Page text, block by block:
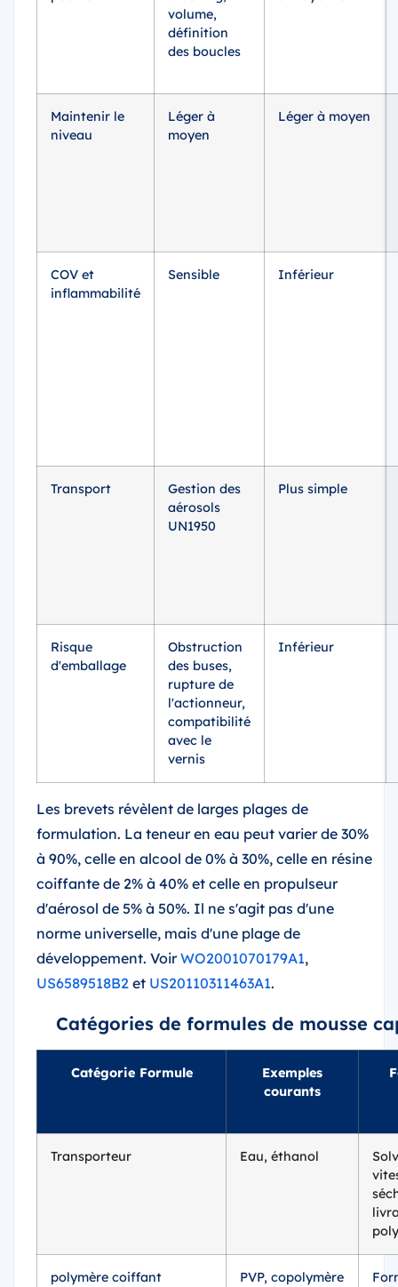
volume,
définition
des boucles
Maintenir le
niveau
Léger à
moyen
Léger à moyen
COV et
inflammabilité
Sensible Inférieur
Transport
Gestion des
aérosols
UN1950
Plus simple
Risque
d'emballage
Obstruction
des buses,
rupture de
l'actionneur,
compatibilité
avec le
vernis
Inférieur
Les brevets révèlent de larges plages de
formulation. La teneur en eau peut varier de 30%
à 90%, celle en alcool de 0% à 30%, celle en résine
coiffante de 2% à 40% et celle en propulseur
d'aérosol de 5% à 50%. Il ne s'agit pas d'une
norme universelle, mais d'une plage de
développement. VoirWO2001070179A1,
US6589518B2 et US20110311463A1.
Catégories de formules de mousse
Catégorie Formule
Exemples
courants
Transporteur Eau, éthanol
polymère coiffant
PVP, copolymère